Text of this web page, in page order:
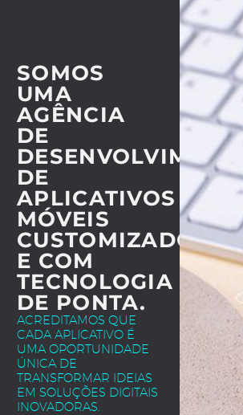
SOMOS
UMA
AGÊNCIA
DE
DESENVOLVIMENTO
DE
APLICATIVOS
MÓVEIS
CUSTOMIZADOS
E COM
TECNOLOGIA
DE PONTA.
ACREDITAMOS QUE
CADA APLICATIVO É
UMA OPORTUNIDADE
ÚNICA DE
TRANSFORMAR IDEIAS
EM SOLUÇÕES DIGITAIS
INOVADORAS.